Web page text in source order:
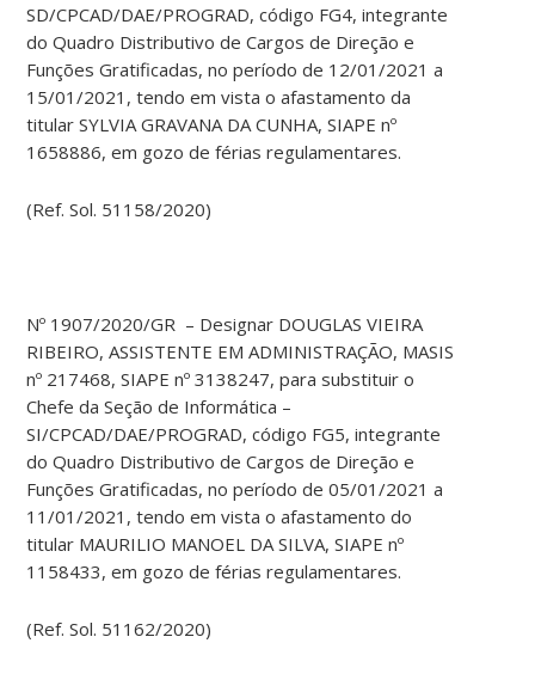
SD/CPCAD/DAE/PROGRAD, código FG4, integrante
do Quadro Distributivo de Cargos de Direção e
Funções Gratificadas, no período de 12/01/2021 a
15/01/2021, tendo em vista o afastamento da
titular SYLVIA GRAVANA DA CUNHA, SIAPE nº
1658886, em gozo de férias regulamentares.
(Ref. Sol. 51158/2020)
Nº 1907/2020/GR – Designar DOUGLAS VIEIRA
RIBEIRO, ASSISTENTE EM ADMINISTRAÇÃO, MASIS
nº 217468, SIAPE nº 3138247, para substituir o
Chefe da Seção de Informática –
SI/CPCAD/DAE/PROGRAD, código FG5, integrante
do Quadro Distributivo de Cargos de Direção e
Funções Gratificadas, no período de 05/01/2021 a
11/01/2021, tendo em vista o afastamento do
titular MAURILIO MANOEL DA SILVA, SIAPE nº
1158433, em gozo de férias regulamentares.
(Ref. Sol. 51162/2020)